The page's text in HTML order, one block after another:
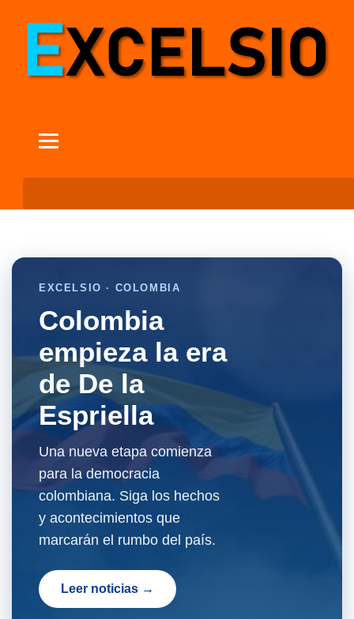
EXCELSIO · COLOMBIA
Colombia
empieza la era
de De la
Espriella
Una nueva etapa comienza
para la democracia
colombiana. Siga los hechos
y acontecimientos que
marcarán el rumbo del país.
Leer noticias →